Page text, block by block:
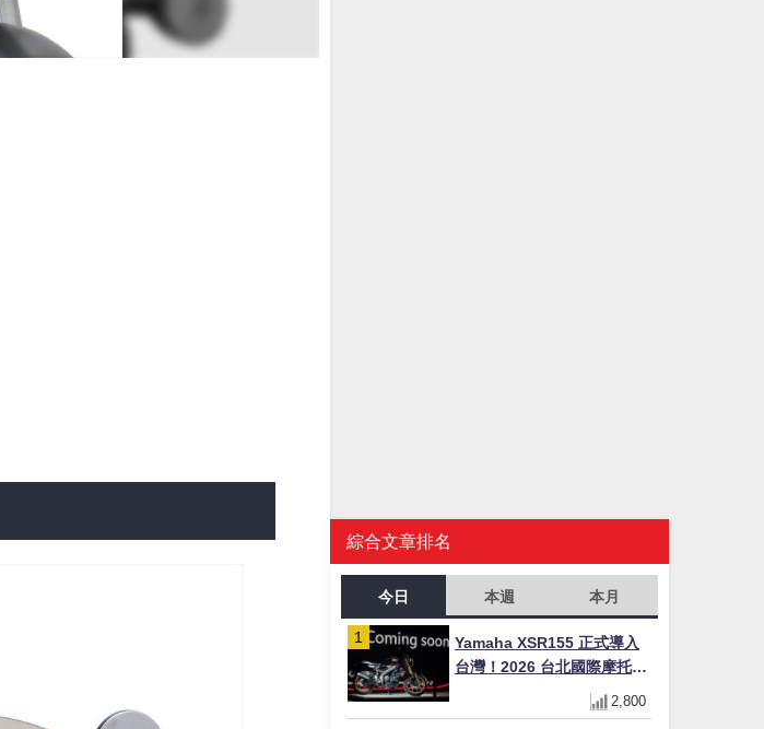
綜合文章排名
今日 本週 本月
Yamaha XSR155 正式導入
台灣！2026 台北國際摩托車
展亮相，70 週年紀念版
YZF-R 系列限量追加販售
2,800